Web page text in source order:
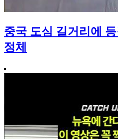
중국 도심 길거리에 등
정체